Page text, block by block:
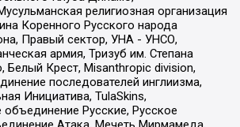
религиозная организация
Коренного Русского народа
Правый сектор, УНА - УНСО,
армия, Тризуб им. Степана
Белый Крест, Misanthropic division,
последователей инглиизма,
Инициатива, TulaSkins,
объединение Русские, Русское